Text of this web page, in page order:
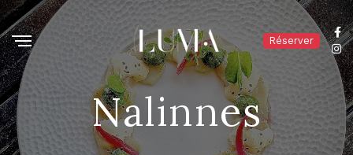
Réserver
Nalinnes